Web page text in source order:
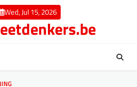
Wed, Jul 15, 2026